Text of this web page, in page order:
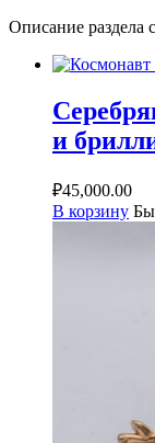
Описание раздела
и
₽45,000.00
В корзину